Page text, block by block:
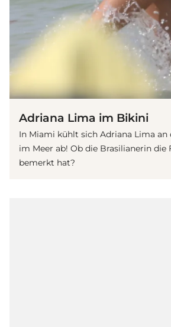
Adriana Lima im Bikini
In Miami kühlt sich Adriana Lima an
im Meer ab! Ob die Brasilianerin die
bemerkt hat?